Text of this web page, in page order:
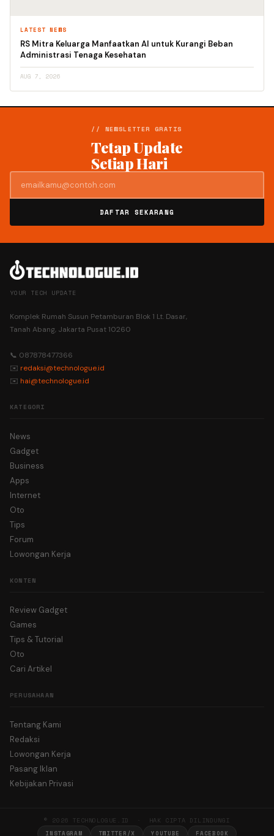
LATEST NEWS
RS Mitra Keluarga Manfaatkan AI untuk Kurangi Beban
Administrasi Tenaga Kesehatan
AUG 7, 2026
// NEWSLETTER GRATIS
Tetap Update
Setiap Hari
DAFTAR SEKARANG
YOUR TECH UPDATE
Komplek Rumah Susun Petamburan Blok 1 Lt. Dasar,
Tanah Abang, Jakarta Pusat 10260
📞 087878477366
✉️ redaksi@technologue.id
✉️ hai@technologue.id
KATEGORI
News
Gadget
Business
Apps
Internet
Oto
Tips
Forum
Lowongan Kerja
KONTEN
Review Gadget
Games
Tips & Tutorial
Oto
Cari Artikel
PERUSAHAAN
Tentang Kami
Redaksi
Lowongan Kerja
Pasang Iklan
Kebijakan Privasi
© 2026 TECHNOLOGUE.ID · HAK CIPTA DILINDUNGI
INSTAGRAM TWITTER/X YOUTUBE FACEBOOK